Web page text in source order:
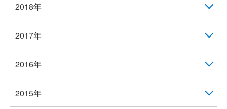
2018年
2017年
2016年
2015年